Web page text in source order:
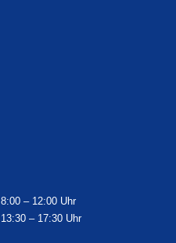
8:00 – 12:00 Uhr
13:30 – 17:30 Uhr